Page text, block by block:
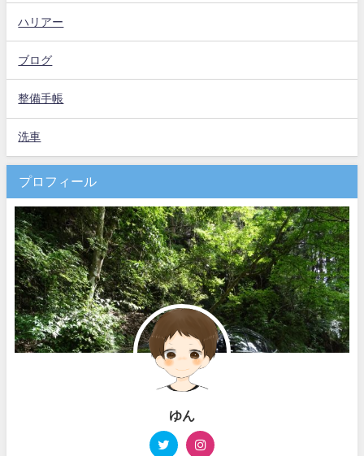
ハリアー
ブログ
整備手帳
洗車
プロフィール
ゆん